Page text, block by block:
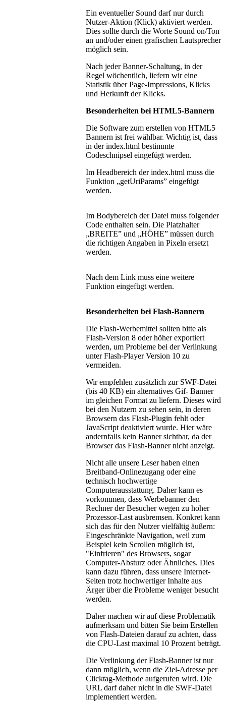
Ein eventueller Sound darf nur durch
Nutzer-Aktion (Klick) aktiviert werden.
Dies sollte durch die Worte Sound on/Ton
an und/oder einen grafischen Lautsprecher
möglich sein.
Nach jeder Banner-Schaltung, in der
Regel wöchentlich, liefern wir eine
Statistik über Page-Impressions, Klicks
und Herkunft der Klicks.
Besonderheiten bei HTML5-Bannern
Die Software zum erstellen von HTML5
Bannern ist frei wählbar. Wichtig ist, dass
in der index.html bestimmte
Codeschnipsel eingefügt werden.
Im Headbereich der index.html muss die
Funktion „getUriParams” eingefügt
werden.
Im Bodybereich der Datei muss folgender
Code enthalten sein. Die Platzhalter
„BREITE” und „HÖHE” müssen durch
die richtigen Angaben in Pixeln ersetzt
werden.
Nach dem Link muss eine weitere
Funktion eingefügt werden.
Besonderheiten bei Flash-Bannern
Die Flash-Werbemittel sollten bitte als
Flash-Version 8 oder höher exportiert
werden, um Probleme bei der Verlinkung
unter Flash-Player Version 10 zu
vermeiden.
Wir empfehlen zusätzlich zur SWF-Datei
(bis 40 KB) ein alternatives Gif- Banner
im gleichen Format zu liefern. Dieses wird
bei den Nutzern zu sehen sein, in deren
Browsern das Flash-Plugin fehlt oder
JavaScript deaktiviert wurde. Hier wäre
andernfalls kein Banner sichtbar, da der
Browser das Flash-Banner nicht anzeigt.
Nicht alle unsere Leser haben einen
Breitband-Onlinezugang oder eine
technisch hochwertige
Computerausstattung. Daher kann es
vorkommen, dass Werbebanner den
Rechner der Besucher wegen zu hoher
Prozessor-Last ausbremsen. Konkret kann
sich das für den Nutzer vielfältig äußern:
Eingeschränkte Navigation, weil zum
Beispiel kein Scrollen möglich ist,
"Einfrieren" des Browsers, sogar
Computer-Absturz oder Ähnliches. Dies
kann dazu führen, dass unsere Internet-
Seiten trotz hochwertiger Inhalte aus
Ärger über die Probleme weniger besucht
werden.
Daher machen wir auf diese Problematik
aufmerksam und bitten Sie beim Erstellen
von Flash-Dateien darauf zu achten, dass
die CPU-Last maximal 10 Prozent beträgt.
Die Verlinkung der Flash-Banner ist nur
dann möglich, wenn die Ziel-Adresse per
Clicktag-Methode aufgerufen wird. Die
URL darf daher nicht in die SWF-Datei
implementiert werden.